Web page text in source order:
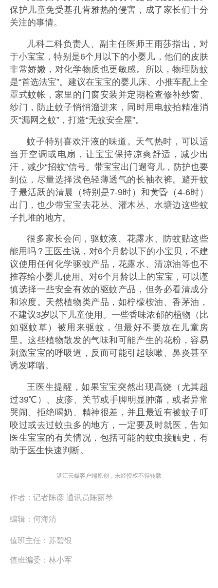
保护儿童免受基孔肯雅热的侵害，成了家长们十分
关注的事情。
儿科二科负责人、副主任医师王雨莎指出，对
于小宝宝，特别是6个月以下的小婴儿，他们的皮肤
非常娇嫩，对化学物质也更敏感。所以，物理防蚊
是“首选法宝”。建议在宝宝的婴儿床、小推车配上全
罩式蚊帐，家里的门窗安装并定期检查修补纱窗、
纱门，防止蚊子悄悄溜进来，同时用电蚊拍精准消
灭“漏网之蚊”，打造“无蚊安全屋”。
蚊子特别喜欢汗液的味道。天气热时，可以适
当开空调或电扇，让宝宝保持凉爽舒适，减少出
汗，减少“招蚊”信号。带宝宝出门遛弯儿，防护也要
到位，尽量选择浅色轻薄透气的长袖衣裤。避开蚊
子最活跃的清晨（特别是7-9时）和黄昏（4-6时）
出门，也少带宝宝去花丛、灌木丛、水塘边这些蚊
子扎堆的地方。
很多家长会问，驱蚊液、花露水、防蚊贴这些
能用吗？王医生说，对6个月龄以下的小宝贝，不建
议使用任何化学驱蚊产品，花露水、清凉油等也不
推荐给小婴儿使用。对6个月龄以上的宝宝，可以谨
慎选择一些安全有效的驱蚊产品，但务必看清成分
和浓度。天然植物类产品，如柠檬桉油、香茅油，
不建议3岁以下儿童使用。一些香味浓郁的植物（比
如驱蚊草）被用来驱蚊，但最好不要放在儿童房
里。这些植物散发的气味和可能产生的花粉，容易
刺激宝宝的呼吸道，反而可能引起咳嗽、鼻炎甚至
诱发哮喘。
王医生提醒，如果宝宝突然出现高烧（尤其超
过39℃）、皮疹、关节或手脚明显肿痛，或者异常
哭闹、拒绝喝奶、精神很差，并且最近有被蚊子叮
咬过或去过蚊虫多的地方，一定要及时就医，告知
医生宝宝的有关情况，包括可能的蚊虫接触史，有
助于医生快速判断。
湛江云媒客户端原创，未经授权不得转载
作者： 记者陈彦 通讯员陈丽琴
编辑： 何海清
值班主任： 苏碧银
值班编委： 林小军